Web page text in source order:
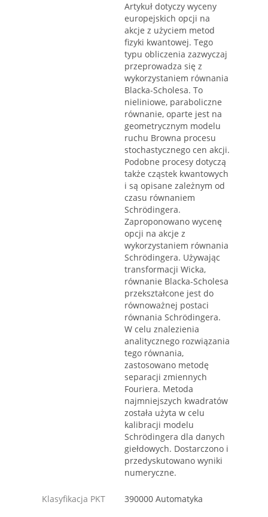
Artykuł dotyczy wyceny
europejskich opcji na
akcje z użyciem metod
fizyki kwantowej. Tego
typu obliczenia zazwyczaj
przeprowadza się z
wykorzystaniem równania
Blacka-Scholesa. To
nieliniowe, paraboliczne
równanie, oparte jest na
geometrycznym modelu
ruchu Browna procesu
stochastycznego cen akcji.
Podobne procesy dotyczą
także cząstek kwantowych
i są opisane zależnym od
czasu równaniem
Schrödingera.
Zaproponowano wycenę
opcji na akcje z
wykorzystaniem równania
Schrödingera. Używając
transformacji Wicka,
równanie Blacka-Scholesa
przekształcone jest do
równoważnej postaci
równania Schrödingera.
W celu znalezienia
analitycznego rozwiązania
tego równania,
zastosowano metodę
separacji zmiennych
Fouriera. Metoda
najmniejszych kwadratów
została użyta w celu
kalibracji modelu
Schrödingera dla danych
giełdowych. Dostarczono i
przedyskutowano wyniki
numeryczne.
Klasyfikacja PKT 390000 Automatyka